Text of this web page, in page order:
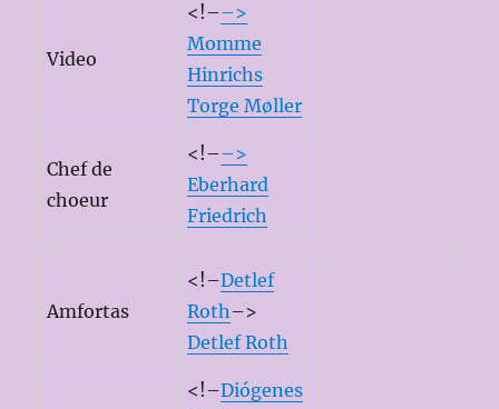
Video
<!––>
Momme
Hinrichs
Torge Møller
Chef de
choeur
<!––>
Eberhard
Friedrich
Amfortas
<!–Detlef
Roth–>
Detlef Roth
<!–Diógenes